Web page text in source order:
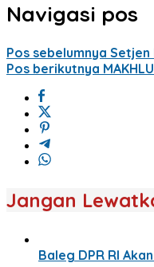
Navigasi pos
Pos sebelumnya Setjen
Pos berikutnya
Jangan
Baleg DPR RI